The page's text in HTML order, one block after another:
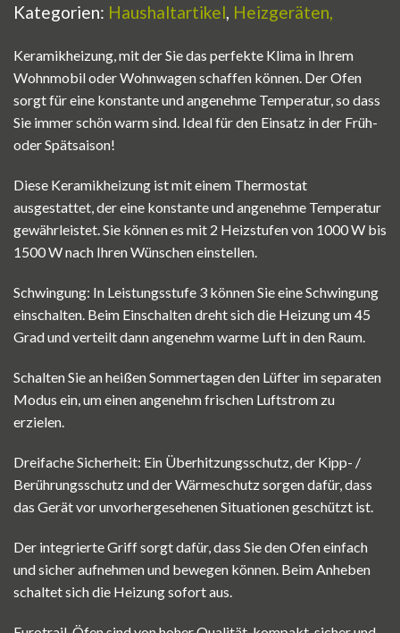
Kategorien: Haushaltartikel, Heizgeräten,
Keramikheizung, mit der Sie das perfekte Klima in Ihrem
Wohnmobil oder Wohnwagen schaffen können. Der Ofen
sorgt für eine konstante und angenehme Temperatur, so dass
Sie immer schön warm sind. Ideal für den Einsatz in der Früh-
oder Spätsaison!
Diese Keramikheizung ist mit einem Thermostat
ausgestattet, der eine konstante und angenehme Temperatur
gewährleistet. Sie können es mit 2 Heizstufen von 1000 W bis
1500 W nach Ihren Wünschen einstellen.
Schwingung: In Leistungsstufe 3 können Sie eine Schwingung
einschalten. Beim Einschalten dreht sich die Heizung um 45
Grad und verteilt dann angenehm warme Luft in den Raum.
Schalten Sie an heißen Sommertagen den Lüfter im separaten
Modus ein, um einen angenehm frischen Luftstrom zu
erzielen.
Dreifache Sicherheit: Ein Überhitzungsschutz, der Kipp- /
Berührungsschutz und der Wärmeschutz sorgen dafür, dass
das Gerät vor unvorhergesehenen Situationen geschützt ist.
Der integrierte Griff sorgt dafür, dass Sie den Ofen einfach
und sicher aufnehmen und bewegen können. Beim Anheben
schaltet sich die Heizung sofort aus.